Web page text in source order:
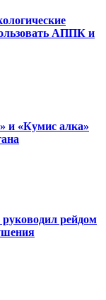
АППК и
и «Кумис алка»
рейдом